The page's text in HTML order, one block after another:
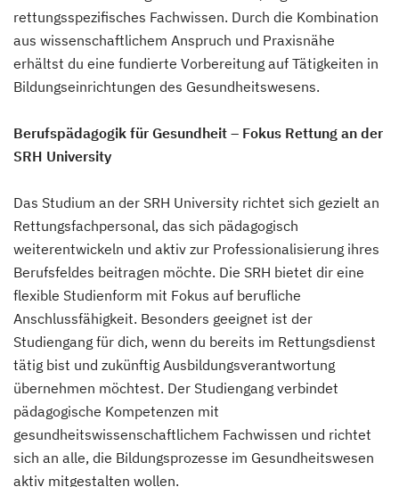
rettungsspezifisches Fachwissen. Durch die Kombination
aus wissenschaftlichem Anspruch und Praxisnähe
erhältst du eine fundierte Vorbereitung auf Tätigkeiten in
Bildungseinrichtungen des Gesundheitswesens.
Berufspädagogik für Gesundheit – Fokus Rettung an der
SRH University
Das Studium an der SRH University richtet sich gezielt an
Rettungsfachpersonal, das sich pädagogisch
weiterentwickeln und aktiv zur Professionalisierung ihres
Berufsfeldes beitragen möchte. Die SRH bietet dir eine
flexible Studienform mit Fokus auf berufliche
Anschlussfähigkeit. Besonders geeignet ist der
Studiengang für dich, wenn du bereits im Rettungsdienst
tätig bist und zukünftig Ausbildungsverantwortung
übernehmen möchtest. Der Studiengang verbindet
pädagogische Kompetenzen mit
gesundheitswissenschaftlichem Fachwissen und richtet
sich an alle, die Bildungsprozesse im Gesundheitswesen
aktiv mitgestalten wollen.